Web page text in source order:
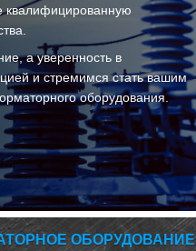
квалифицированную
а уверенность в
и стремимся стать вашим
оборудования.
ОБОРУДОВАНИЕ
трансформатор с
эксплуатационными
Используется для
распределения
энергии.